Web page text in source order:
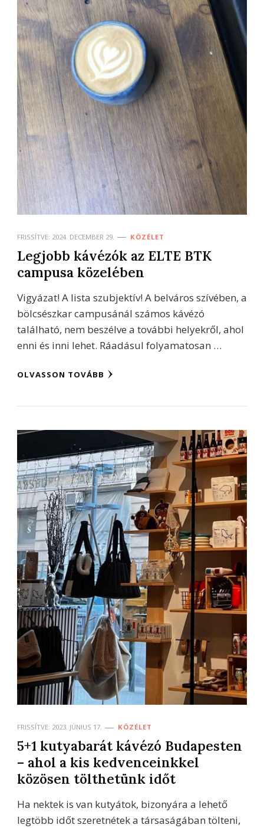
FRISSÍTVE: 2024. DECEMBER 29. KÖZÉLET
Legjobb kávézók az ELTE BTK
campusa közelében
Vigyázat! A lista szubjektív! A belváros szívében, a
bölcsészkar campusánál számos kávézó
található, nem beszélve a további helyekről, ahol
enni és inni lehet. Ráadásul folyamatosan …
OLVASSON TOVÁBB
FRISSÍTVE: 2023. JÚNIUS 17. KÖZÉLET
5+1 kutyabarát kávézó Budapesten
– ahol a kis kedvenceinkkel
közösen tölthetünk időt
Ha nektek is van kutyátok, bizonyára a lehető
legtöbb időt szeretnétek a társaságában tölteni,